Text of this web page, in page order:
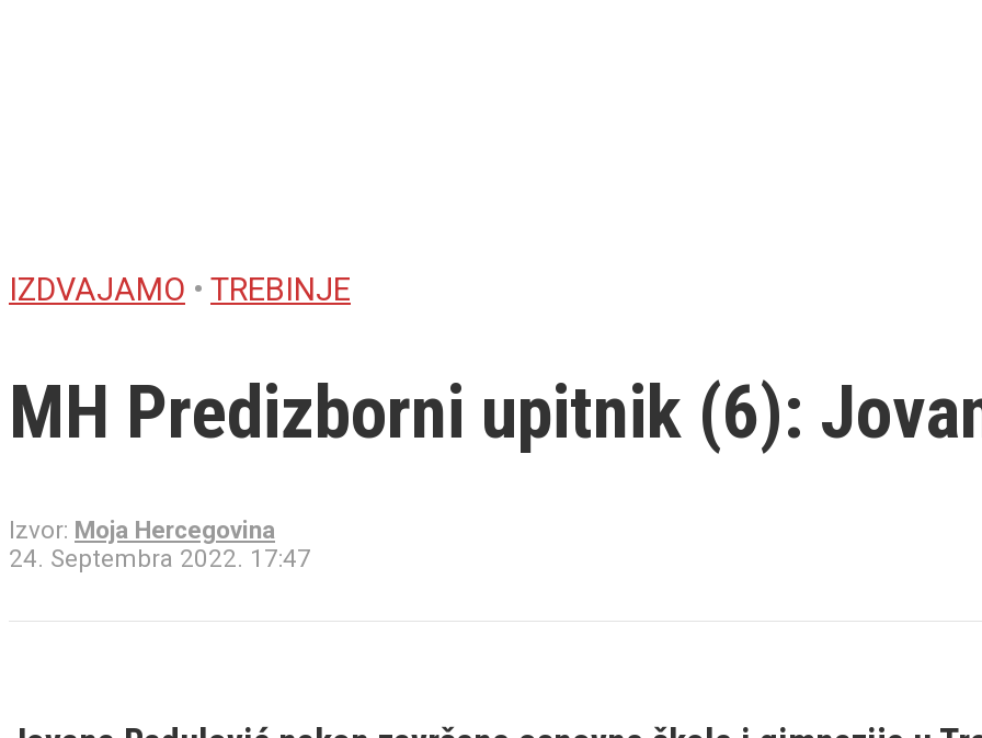
IZDVAJAMO • TREBINJE
MH Predizborni upitnik (6):
Izvor: Moja Hercegovina
24. Septembra 2022. 17:47